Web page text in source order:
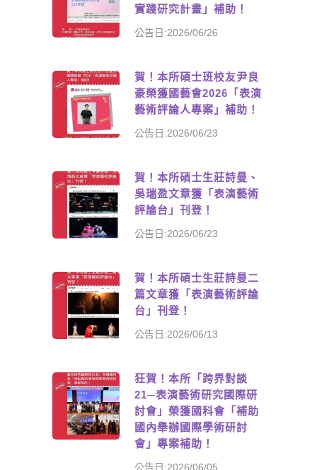
實踐研究計畫」補助！
公告日:2026/06/26
賀！本所碩士班校友尹良
豪榮獲國藝會2026「表演
藝術評論人專案」補助！
公告日:2026/06/23
賀！本所碩士生莊詩曼、
吳瑞盈文章獲「表演藝術
評論台」刊登！
公告日:2026/06/23
賀！本所碩士生莊詩曼二
篇文章獲「表演藝術評論
台」刊登！
公告日:2026/06/13
狂賀！本所「跨界對談
21─表演藝術研究國際研
討會」榮獲國科會「補助
國內舉辦國際學術研討
會」專案補助！
公告日:2026/06/05